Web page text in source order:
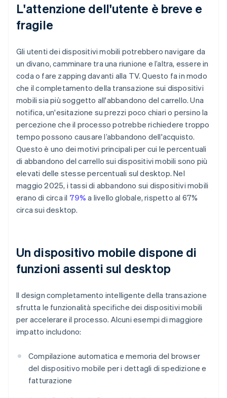
L'attenzione dell'utente è breve e
fragile
Gli utenti dei dispositivi mobili potrebbero navigare da
un divano, camminare tra una riunione e l’altra, essere in
coda o fare zapping davanti alla TV. Questo fa in modo
che il completamento della transazione sui dispositivi
mobili sia più soggetto all'abbandono del carrello. Una
notifica, un'esitazione su prezzi poco chiari o persino la
percezione che il processo potrebbe richiedere troppo
tempo possono causare l’abbandono dell'acquisto.
Questo è uno dei motivi principali per cui le percentuali
di abbandono del carrello sui dispositivi mobili sono più
elevati delle stesse percentuali sul desktop. Nel
maggio 2025, i tassi di abbandono sui dispositivi mobili
erano di circa il 79% a livello globale, rispetto al 67%
circa sui desktop.
Un dispositivo mobile dispone di
funzioni assenti sul desktop
Il design completamento intelligente della transazione
sfrutta le funzionalità specifiche dei dispositivi mobili
per accelerare il processo. Alcuni esempi di maggiore
impatto includono:
Compilazione automatica e memoria del browser
del dispositivo mobile per i dettagli di spedizione e
fatturazione